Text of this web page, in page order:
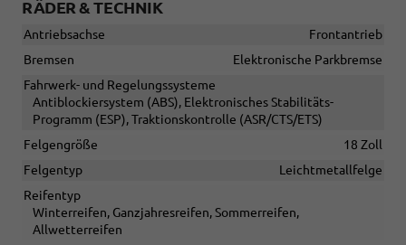
RÄDER & TECHNIK
Antriebsachse
Frontantrieb
Bremsen
Elektronische Parkbremse
Fahrwerk- und Regelungssysteme
Antiblockiersystem (ABS), Elektronisches Stabilitäts-
Programm (ESP), Traktionskontrolle (ASR/CTS/ETS)
Felgengröße
18 Zoll
Felgentyp
Leichtmetallfelge
Reifentyp
Winterreifen, Ganzjahresreifen, Sommerreifen,
Allwetterreifen